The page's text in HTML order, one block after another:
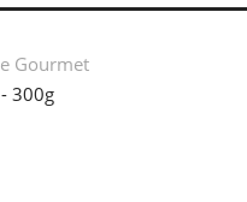
Gourmet
300g